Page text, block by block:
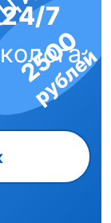
2500
рублей
7